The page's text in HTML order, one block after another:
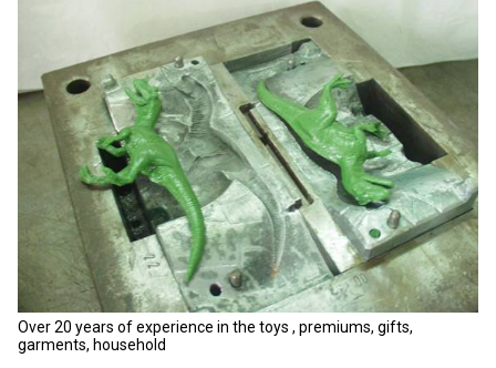
Over 20 years of experience in the toys , premiums, gifts,
garments, household